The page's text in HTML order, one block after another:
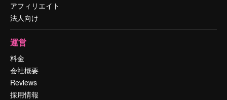
アフィリエイト
法人向け
運営
料金
会社概要
Reviews
採用情報